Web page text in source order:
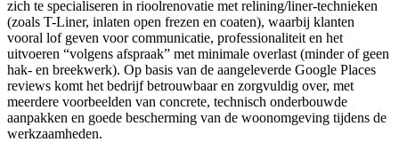
zich te specialiseren in rioolrenovatie met relining/liner-technieken
(zoals T-Liner, inlaten open frezen en coaten), waarbij klanten
vooral lof geven voor communicatie, professionaliteit en het
uitvoeren “volgens afspraak” met minimale overlast (minder of geen
hak- en breekwerk). Op basis van de aangeleverde Google Places
reviews komt het bedrijf betrouwbaar en zorgvuldig over, met
meerdere voorbeelden van concrete, technisch onderbouwde
aanpakken en goede bescherming van de woonomgeving tijdens de
werkzaamheden.